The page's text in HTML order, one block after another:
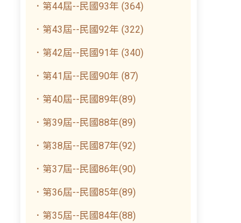
．第44屆--民國93年 (364)
．第43屆--民國92年 (322)
．第42屆--民國91年 (340)
．第41屆--民國90年 (87)
．第40屆--民國89年(89)
．第39屆--民國88年(89)
．第38屆--民國87年(92)
．第37屆--民國86年(90)
．第36屆--民國85年(89)
．第35屆--民國84年(88)